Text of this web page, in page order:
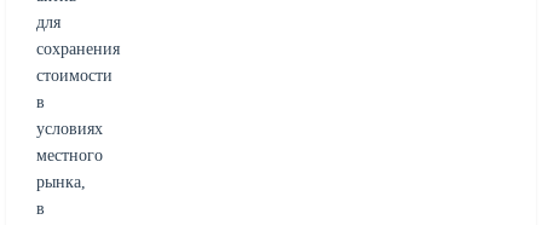
для
сохранения
стоимости
в
условиях
местного
рынка,
в